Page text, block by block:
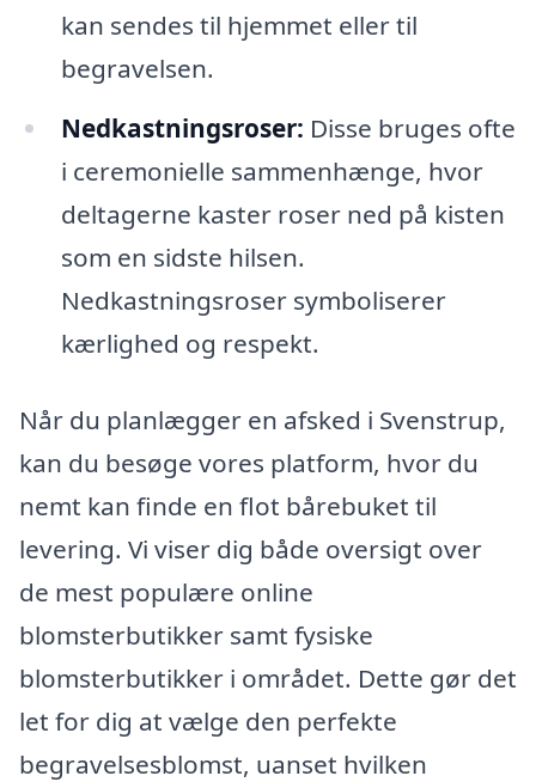
kan sendes til hjemmet eller til
begravelsen.
Nedkastningsroser: Disse bruges ofte
i ceremonielle sammenhænge, hvor
deltagerne kaster roser ned på kisten
som en sidste hilsen.
Nedkastningsroser symboliserer
kærlighed og respekt.
Når du planlægger en afsked i Svenstrup,
kan du besøge vores platform, hvor du
nemt kan finde en flot bårebuket til
levering. Vi viser dig både oversigt over
de mest populære online
blomsterbutikker samt fysiske
blomsterbutikker i området. Dette gør det
let for dig at vælge den perfekte
begravelsesblomst, uanset hvilken